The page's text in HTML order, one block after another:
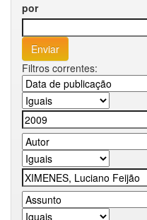
por
Filtros correntes: